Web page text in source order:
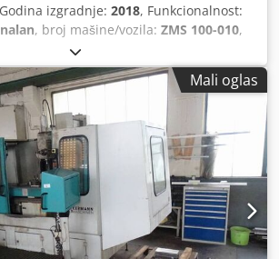
izgradnje: 2018, Funkcionalnost:
, broj mašine/vozila: ZMS 100-010,
100 mm
osi:135 mm, brzina pomaka X ose:30
Y-osi:30 m/min
, brzina posmaka
brzina vretena:
75.000
visina:2.040 mm, ukupna širina:
1.100 mm, širina stola:300 mm,
mm , visina stola: 1.360 mm, vrsta ulazne
masa: 1.250 kg , ulazni napon:400
A, Oprema:
dokumentacija /
Mali oglas